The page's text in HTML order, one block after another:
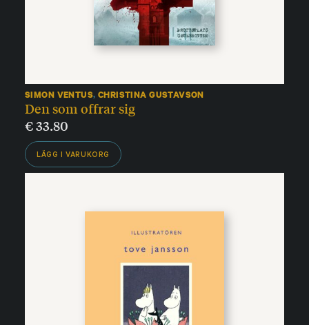
SIMON VENTUS, CHRISTINA GUSTAVSON
Den som offrar sig
€33.80
LÄGG I VARUKORG